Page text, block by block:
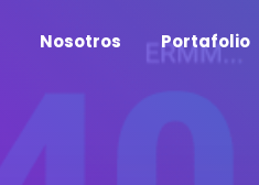
Nosotros Portafolio